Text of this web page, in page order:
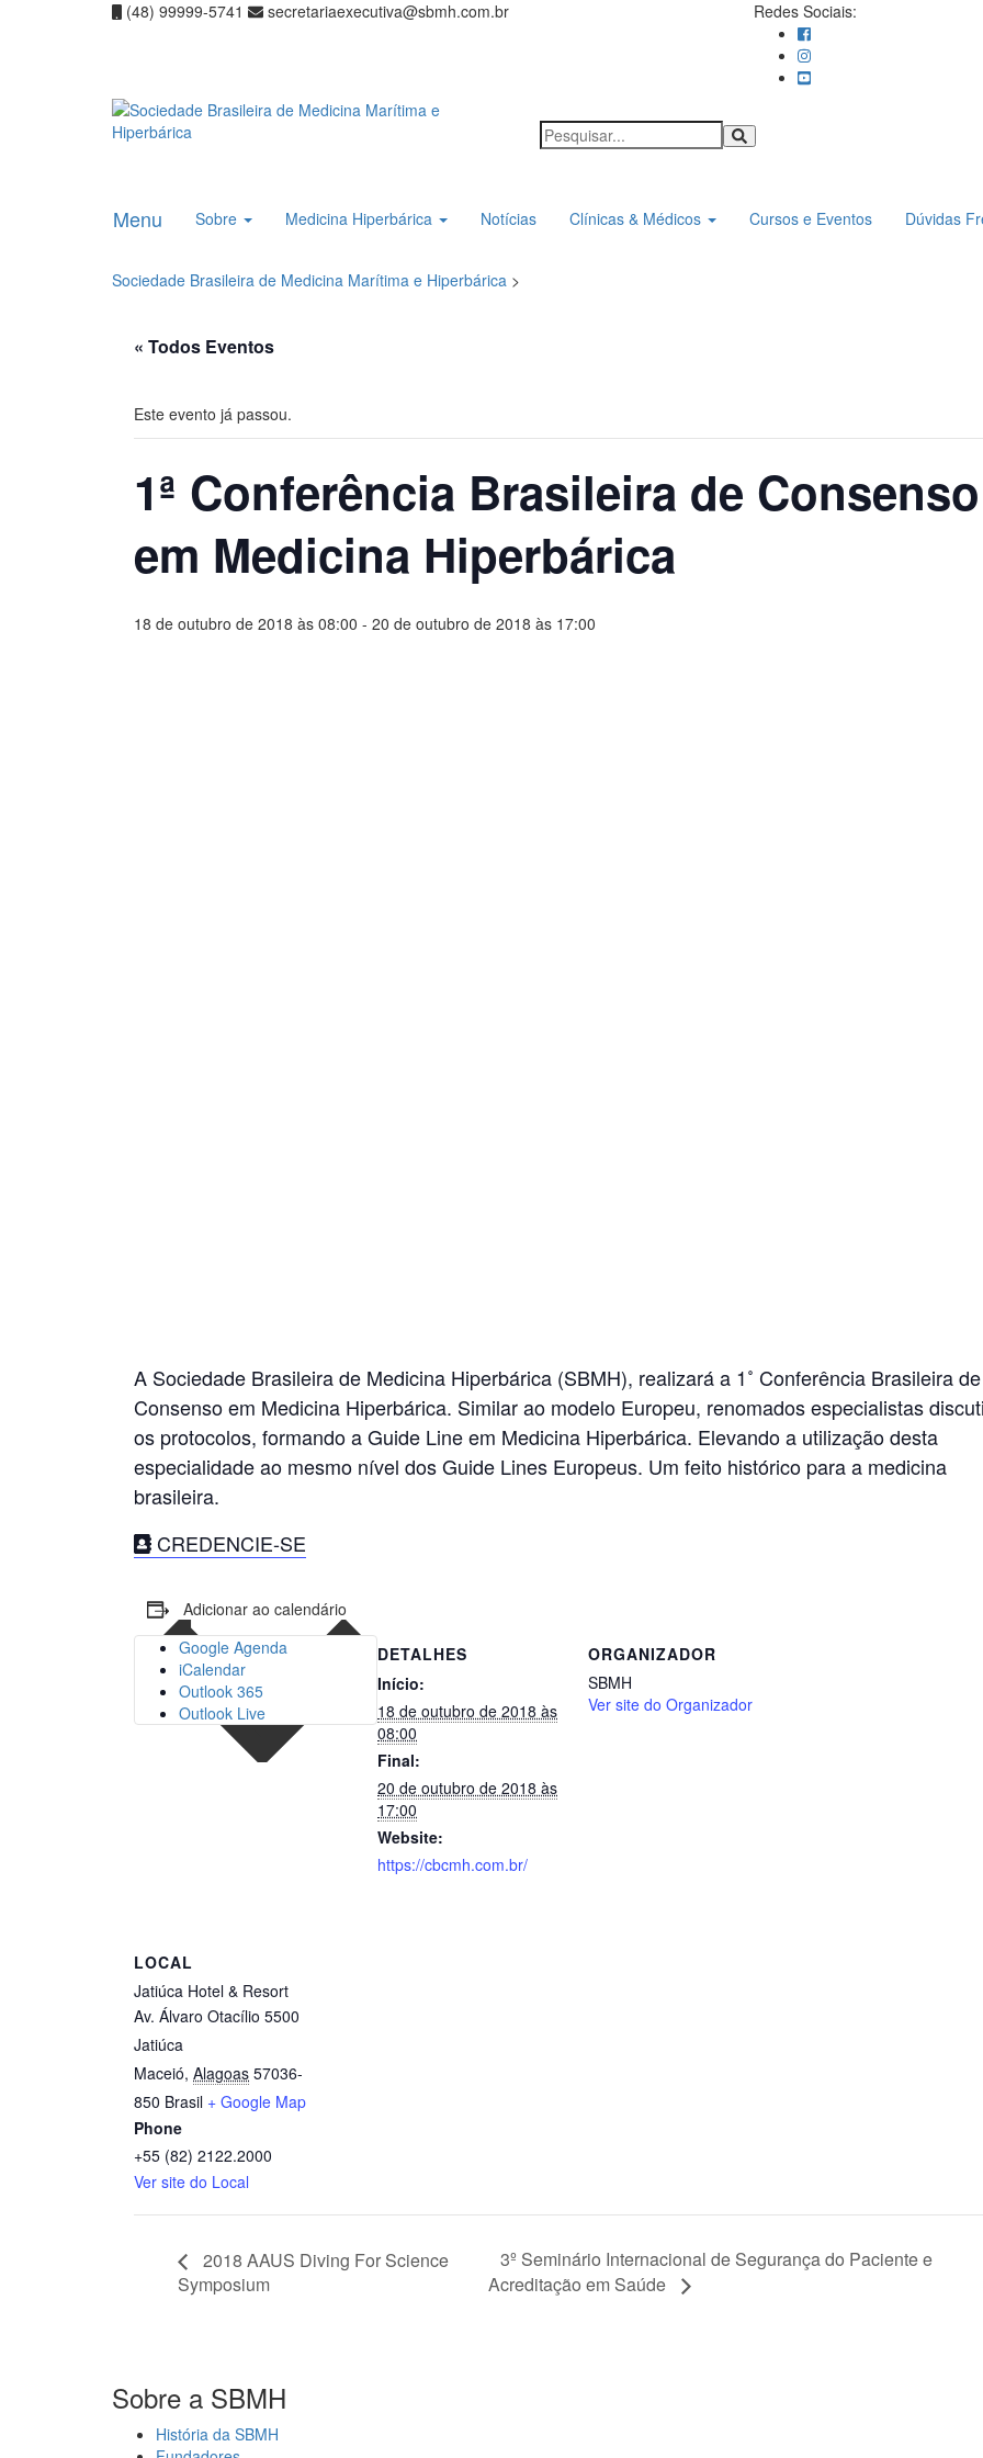
(48) 99999-5741 secretariaexecutiva@sbmh.com.br Redes Sociais:
Menu Sobre Medicina Hiperbárica Notícias Clínicas & Médicos Cursos e Eventos Dúvidas
Sociedade Brasileira de Medicina Marítima e Hiperbárica >
« Todos Eventos
Este evento já passou.
1ª Conferência Brasileira de Consenso
em Medicina Hiperbárica
18 de outubro de 2018 às 08:00 - 20 de outubro de 2018 às 17:00
A Sociedade Brasileira de Medicina Hiperbárica (SBMH), realizará a 1˚ Conferência Brasileira de
Consenso em Medicina Hiperbárica. Similar ao modelo Europeu, renomados especialistas
os protocolos, formando a Guide Line em Medicina Hiperbárica. Elevando a utilização desta
especialidade ao mesmo nível dos Guide Lines Europeus. Um feito histórico para a medicina
brasileira.
CREDENCIE-SE
Adicionar ao calendário
Google Agenda
iCalendar
Outlook 365
Outlook Live
DETALHES
Início:
18 de outubro de 2018 às
08:00
Final:
20 de outubro de 2018 às
17:00
Website:
https://cbcmh.com.br/
ORGANIZADOR
SBMH
Ver site do Organizador
LOCAL
Jatiúca Hotel & Resort
Av. Álvaro Otacílio 5500
Jatiúca
Maceió, Alagoas 57036-
850 Brasil + Google Map
Phone
+55 (82) 2122.2000
Ver site do Local
2018 AAUS Diving For Science
Symposium
3º Seminário Internacional de Segurança do Paciente e
Acreditação em Saúde
Sobre a SBMH
História da SBMH